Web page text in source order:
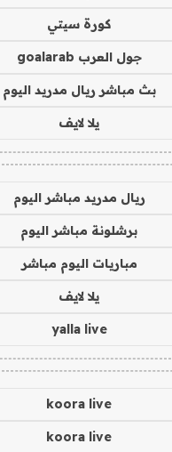
كورة سيتي
جول العرب goalarab
بث مباشر ريال مدريد اليوم
يلا لايف
ريال مدريد مباشر اليوم
برشلونة مباشر اليوم
مباريات اليوم مباشر
يلا لايف
yalla live
koora live
koora live